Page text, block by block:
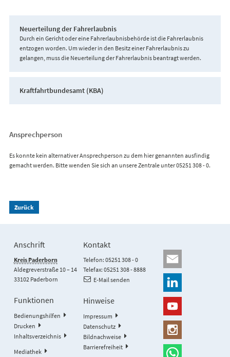
Neuerteilung der Fahrerlaubnis
Durch ein Gericht oder eine Fahrerlaubnisbehörde ist die Fahrerlaubnis
entzogen worden. Um wieder in den Besitz einer Fahrerlaubnis zu
gelangen, muss die Neuerteilung der Fahrerlaubnis beantragt werden.
Kraftfahrtbundesamt (KBA)
Ansprechperson
Es konnte kein alternativer Ansprechperson zu dem hier genannten ausfindig
gemacht werden. Bitte wenden Sie sich an unsere Zentrale unter 05251 308 - 0.
Zurück
Anschrift
Kreis Paderborn
Aldegreverstraße 10 – 14
33102 Paderborn
Kontakt
Telefon: 05251 308 - 0
Telefax: 05251 308 - 8888
E-Mail senden
Funktionen
Bedienungshilfen
Drucken
Inhaltsverzeichnis
Mediathek
Hinweise
Impressum
Datenschutz
Bildnachweise
Barrierefreiheit